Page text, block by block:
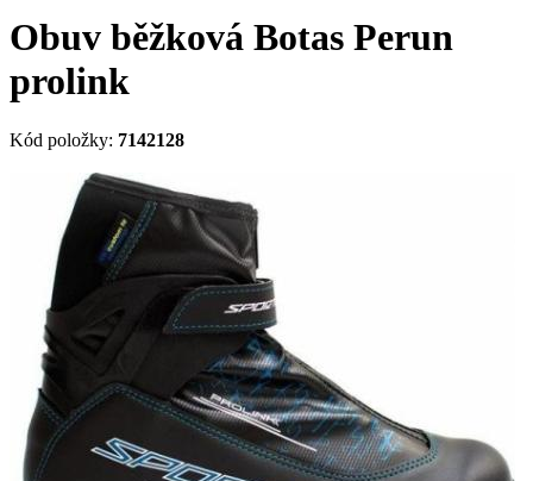
Obuv běžková Botas Perun
prolink
Kód položky: 7142128